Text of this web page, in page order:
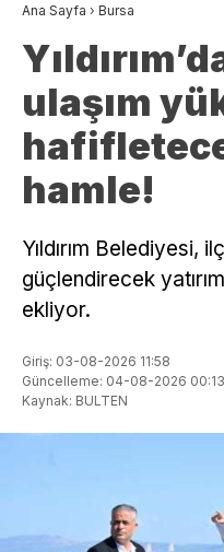
Ana Sayfa › Bursa
ulaşım
hamle!
Yıldırım Belediyesi,
güçlendirecek
ekliyor.
Giriş: 03-08-2026 11:58
Güncelleme: 04-08-2026 00:13
Kaynak: BULTEN